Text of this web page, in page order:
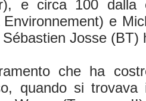
e circa 100 dalla
e
Josse (BT)
che ha
quando si